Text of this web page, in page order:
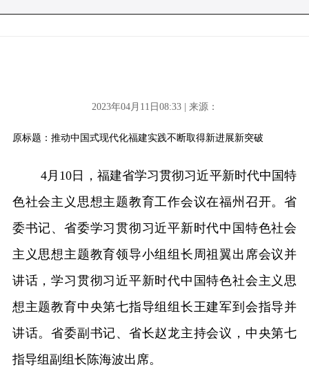
2023年04月11日08:33 | 来源：
原标题：推动中国式现代化福建实践不断取得新进展新突破
4月10日，福建省学习贯彻习近平新时代中国特
色社会主义思想主题教育工作会议在福州召开。省
委书记、省委学习贯彻习近平新时代中国特色社会
主义思想主题教育领导小组组长周祖翼出席会议并
讲话，学习贯彻习近平新时代中国特色社会主义思
想主题教育中央第七指导组组长王建军到会指导并
讲话。省委副书记、省长赵龙主持会议，中央第七
指导组副组长陈海波出席。